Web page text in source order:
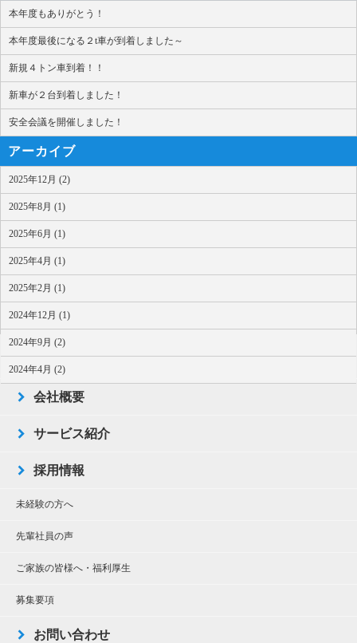
本年度もありがとう！
本年度最後になる２t車が到着しました～
新規４トン車到着！！
新車が２台到着しました！
安全会議を開催しました！
アーカイブ
2025年12月 (2)
2025年8月 (1)
2025年6月 (1)
2025年4月 (1)
2025年2月 (1)
2024年12月 (1)
2024年9月 (2)
2024年4月 (2)
TOP
会社概要
サービス紹介
採用情報
未経験の方へ
先輩社員の声
ご家族の皆様へ・福利厚生
募集要項
お問い合わせ